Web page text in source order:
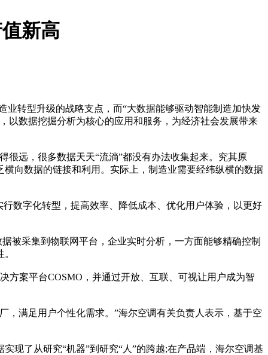
新高
转型升级的战略支点，而“大数据能够驱动智能制造加快发
以数据挖掘分析为核心的应用和服务，为经济社会发展带来
很远，很多数据天天“流淌”都没有办法收集起来。究其原
向数据的链接和利用。实际上，制造业需要经纬纵横的数据
字化转型，提高效率、降低成本、优化用户体验，以更好
采集到物联网平台，企业实时分析，一方面能够精确控制
案平台COSMO，并通过开放、互联、可视让用户成为智
满足用户个性化需求。”海尔空调有关负责人表示，基于空
了从研究“机器”到研究“人”的跨越;在产品端，海尔空调基